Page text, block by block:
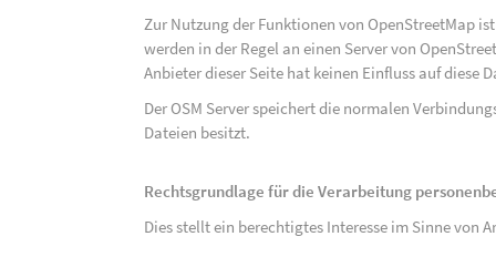
Zur Nutzung der Funktionen von OpenStreetMap
werden in der Regel an einen Server von
Anbieter dieser Seite hat keinen Einfluss auf diese
Der OSM Server speichert die normalen
Dateien besitzt.
Rechtsgrundlage für die Verarbeitung
Dies stellt ein berechtigtes Interesse im Sinne von